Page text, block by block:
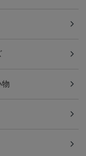
物